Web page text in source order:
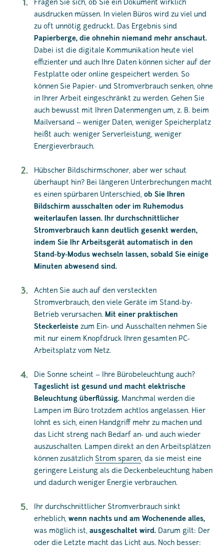
Fragen Sie sich, ob Sie ein Dokument wirklich
ausdrucken müssen. In vielen Büros wird zu viel und
zu oft unnötig gedruckt. Das Ergebnis sind
Papierberge, die ohnehin niemand mehr anschaut.
Dabei ist die digitale Kommunikation heute viel
effizienter und auch Ihre Daten können sicher auf der
Festplatte oder online gespeichert werden. So
können Sie Papier- und Stromverbrauch senken, ohne
in Ihrer Arbeit eingeschränkt zu werden. Gehen Sie
auch bewusst mit Ihren Datenmengen um, z. B. beim
Mailversand – weniger Daten, weniger Speicherplatz
heißt auch: weniger Serverleistung, weniger
Energieverbrauch.
Hübscher Bildschirmschoner, aber wer schaut
überhaupt hin? Bei längeren Unterbrechungen macht
es einen spürbaren Unterschied, ob Sie Ihren
Bildschirm ausschalten oder im Ruhemodus
weiterlaufen lassen. Ihr durchschnittlicher
Stromverbrauch kann deutlich gesenkt werden,
indem Sie Ihr Arbeitsgerät automatisch in den
Stand-by-Modus wechseln lassen, sobald Sie einige
Minuten abwesend sind.
Achten Sie auch auf den versteckten
Stromverbrauch, den viele Geräte im Stand-by-
Betrieb verursachen. Mit einer praktischen
Steckerleiste zum Ein- und Ausschalten nehmen Sie
mit nur einem Knopfdruck Ihren gesamten PC-
Arbeitsplatz vom Netz.
Die Sonne scheint – Ihre Bürobeleuchtung auch?
Tageslicht ist gesund und macht elektrische
Beleuchtung überflüssig. Manchmal werden die
Lampen im Büro trotzdem achtlos angelassen. Hier
lohnt es sich, einen Handgriff mehr zu machen und
das Licht streng nach Bedarf an- und auch wieder
auszuschalten. Lampen direkt an den Arbeitsplätzen
können zusätzlich Strom sparen, da sie meist eine
geringere Leistung als die Deckenbeleuchtung haben
und dadurch weniger Energie verbrauchen.
Ihr durchschnittlicher Stromverbrauch sinkt
erheblich, wenn nachts und am Wochenende alles,
was möglich ist, ausgeschaltet wird. Darum gilt: Der
oder die Letzte macht das Licht aus. Noch besser: